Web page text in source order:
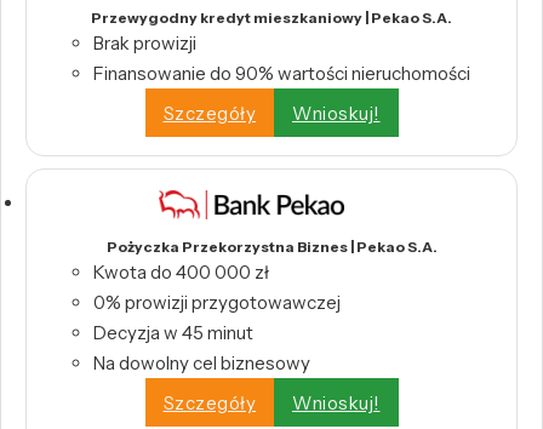
Przewygodny kredyt mieszkaniowy | Pekao S.A.
Brak prowizji
Finansowanie do 90% wartości nieruchomości
Szczegóły
Wnioskuj!
Pożyczka Przekorzystna Biznes | Pekao S.A.
Kwota do 400 000 zł
0% prowizji przygotowawczej
Decyzja w 45 minut
Na dowolny cel biznesowy
Szczegóły
Wnioskuj!